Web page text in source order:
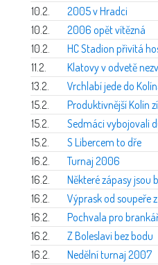
10.2.
2005 v Hradci
10.2.
2006 opět vítězná
10.2.
HC Stadion přivítá
11.2.
Klatovy v odvetě
13.2.
Vrchlabí jede do
15.2.
Produktivnější Kolín
15.2.
Sedmáci vybojovali
15.2.
S Libercem to dře
16.2.
Turnaj 2006
16.2.
Některé zápasy jsou
16.2.
Výprask od soupeře
16.2.
Pochvala pro
16.2.
Z Boleslavi bez bodu
16.2.
Nedělní turnaj 2007